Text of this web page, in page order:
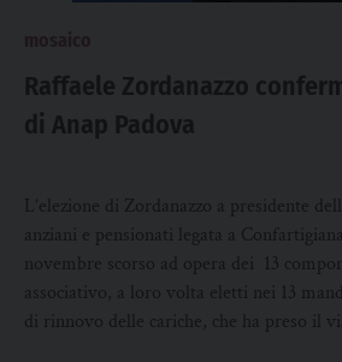
Raffaele Zordanazzo
di Anap Padova
L’elezione di Zordanazzo a presidente
anziani e pensionati legata a
novembre scorso ad opera dei 13
associativo, a loro volta eletti nei 13
di rinnovo delle cariche, che ha preso il